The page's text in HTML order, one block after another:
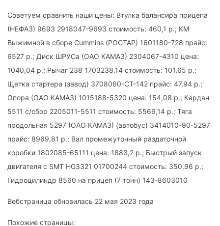
Советуем сравнить наши цены: Втулка балансира прицепа
(НЕФАЗ) 9693 2918047-9693 стоимость: 460,1 р.; КМ
Выжимной в сборе Cummins (РОСТАР) 1601180-728 прайс:
6527 р.; Диск ШРУСа (ОАО КАМАЗ) 2304067-4310 цена:
1040,04 р.; Рычаг 238 1703238.14 стоимость: 101,65 р.;
Щетка стартера (завод) 3708060-СТ-142 прайс: 47,94 р.;
Опора (ОАО КАМАЗ) 1015188-5320 цена: 154,08 р.; Кардан
5511 с/сбор 2205011-5511 стоимость: 5566,14 р.; Тяга
продольная 5297 (ОАО КАМАЗ) (автобус) 3414010-90-5297
прайс: 8969,81 р.; Вал промежуточный раздаточной
коробки 1802085-65111 цена: 1883,2 р.; Быстрый запуск
двигателя с SMT HG3321 01700244 стоимость: 350,96 р.;
Гидроцилиндр 8560 на прицеп (7 тонн) 143-8603010
Вебстраница обновилась 22 мая 2023 года
Похожие страницы: